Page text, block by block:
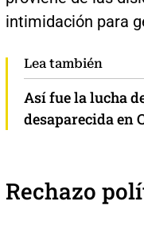
intimidación para
Lea también
Así fue la lucha
desaparecida en
Rechazo